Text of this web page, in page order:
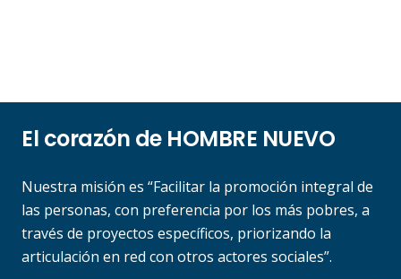
El corazón de HOMBRE NUEVO
Nuestra misión es “Facilitar la promoción integral de
las personas, con preferencia por los más pobres, a
través de proyectos específicos, priorizando la
articulación en red con otros actores sociales”.